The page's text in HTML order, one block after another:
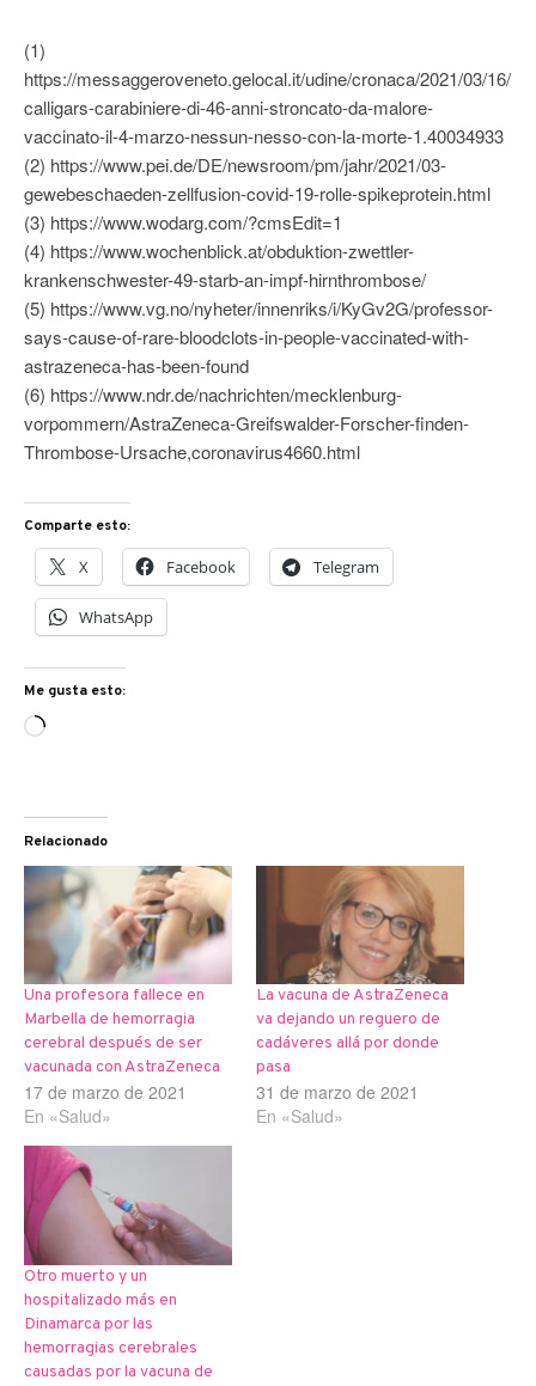
(1)
https://messaggeroveneto.gelocal.it/udine/cronaca/2021/03/16/
calligars-carabiniere-di-46-anni-stroncato-da-malore-
vaccinato-il-4-marzo-nessun-nesso-con-la-morte-1.40034933
(2) https://www.pei.de/DE/newsroom/pm/jahr/2021/03-
gewebeschaeden-zellfusion-covid-19-rolle-spikeprotein.html
(3) https://www.wodarg.com/?cmsEdit=1
(4) https://www.wochenblick.at/obduktion-zwettler-
krankenschwester-49-starb-an-impf-hirnthrombose/
(5) https://www.vg.no/nyheter/innenriks/i/KyGv2G/professor-
says-cause-of-rare-bloodclots-in-people-vaccinated-with-
astrazeneca-has-been-found
(6) https://www.ndr.de/nachrichten/mecklenburg-
vorpommern/AstraZeneca-Greifswalder-Forscher-finden-
Thrombose-Ursache,coronavirus4660.html
Comparte esto:
X Facebook Telegram
WhatsApp
Me gusta esto:
Cargando...
Relacionado
Una profesora fallece en
Marbella de hemorragia
cerebral después de ser
vacunada con AstraZeneca
17 de marzo de 2021
En «Salud»
La vacuna de AstraZeneca
va dejando un reguero de
cadáveres allá por donde
pasa
31 de marzo de 2021
En «Salud»
Otro muerto y un
hospitalizado más en
Dinamarca por las
hemorragias cerebrales
causadas por la vacuna de